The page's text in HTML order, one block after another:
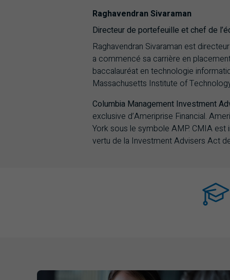
Raghavendran Sivaraman
Directeur de portefeuille et chef de
Raghavendran Sivaraman est
a commencé sa carrière en
baccalauréat en technologie
Massachusetts Institute of
Columbia Management Investment
exclusive d’Ameriprise Financial.
York sous le symbole AMP. CMIA est
vertu de la Investment Advisers Act